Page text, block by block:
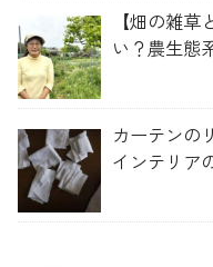
【畑の雑
い？農生態
カーテンの
インテリア